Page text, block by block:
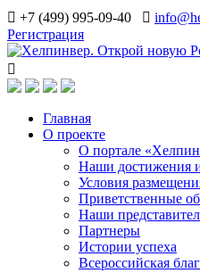
+7 (499) 995-09-40
Регистрация
Главная
О проекте
О портале
Наши достижения
Условия
Приветственные
Наши
Партнеры
Истории успеха
Всероссийская